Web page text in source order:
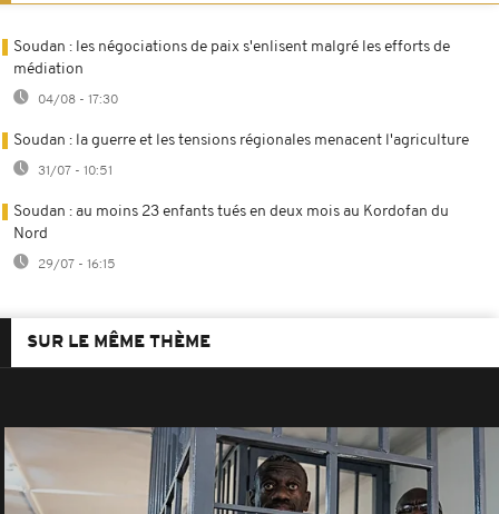
Soudan : les négociations de paix s'enlisent malgré les efforts de
médiation
04/08 - 17:30
Soudan : la guerre et les tensions régionales menacent l'agriculture
31/07 - 10:51
Soudan : au moins 23 enfants tués en deux mois au Kordofan du
Nord
29/07 - 16:15
SUR LE MÊME THÈME